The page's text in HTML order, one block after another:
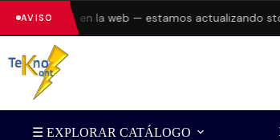
AVISO
errores en la web — estamos actualizando stock
☰ EXPLORAR CATÁLOGO